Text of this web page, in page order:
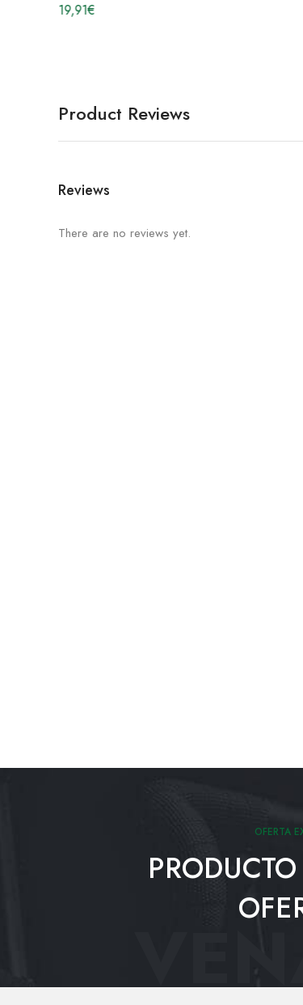
19,91€
Product Reviews
Reviews
There are no reviews yet.
OFERTA